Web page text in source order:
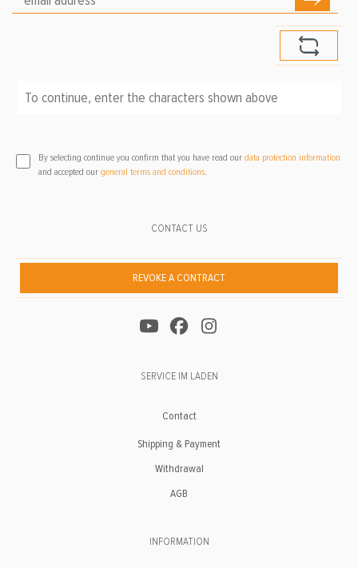
CONTACT US
REVOKE A CONTRACT
SERVICE IM LADEN
Contact
Shipping & Payment
Withdrawal
AGB
INFORMATION
By selecting continue you confirm that you have read our data protection information
and accepted our general terms and conditions.